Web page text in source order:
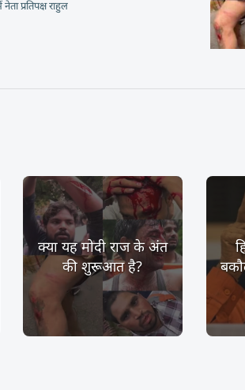
प्रतिपक्ष राहुल
क्या यह मोदी राज के अंत
की शुरूआत है?